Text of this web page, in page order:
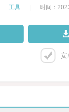
工具 时间：
安